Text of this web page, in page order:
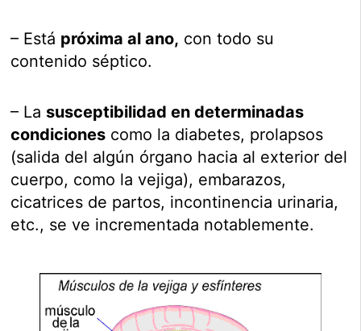
– Está próxima al ano, con todo su
contenido séptico.
– La susceptibilidad en determinadas
condiciones como la diabetes, prolapsos
(salida del algún órgano hacia al exterior del
cuerpo, como la vejiga), embarazos,
cicatrices de partos, incontinencia urinaria,
etc., se ve incrementada notablemente.